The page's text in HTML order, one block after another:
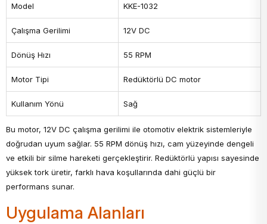
Model KKE-1032
Çalışma Gerilimi 12V DC
Dönüş Hızı 55 RPM
Motor Tipi Redüktörlü DC motor
Kullanım Yönü Sağ
Bu motor, 12V DC çalışma gerilimi ile otomotiv elektrik sistemleriyle
doğrudan uyum sağlar. 55 RPM dönüş hızı, cam yüzeyinde dengeli
ve etkili bir silme hareketi gerçekleştirir. Redüktörlü yapısı sayesinde
yüksek tork üretir, farklı hava koşullarında dahi güçlü bir
performans sunar.
Uygulama Alanları